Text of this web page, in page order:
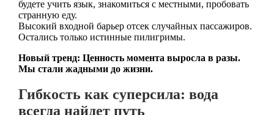
будете учить язык, знакомиться с местными, пробовать
странную еду.
Высокий входной барьер отсек случайных пассажиров.
Остались только истинные пилигримы.
Новый тренд: Ценность момента выросла в разы.
Мы стали жадными до жизни.
Гибкость как суперсила: вода
всегда найдет путь